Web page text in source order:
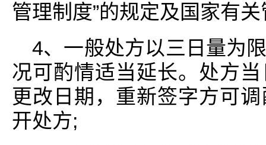
管理制度”的规定及国家有
4、一般处方以三日量为
况可酌情适当延长。处方
更改日期，重新签字方可
开处方;